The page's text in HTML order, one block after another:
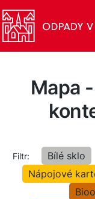
Mapa
Filtr: Bílé sklo
Nápojové